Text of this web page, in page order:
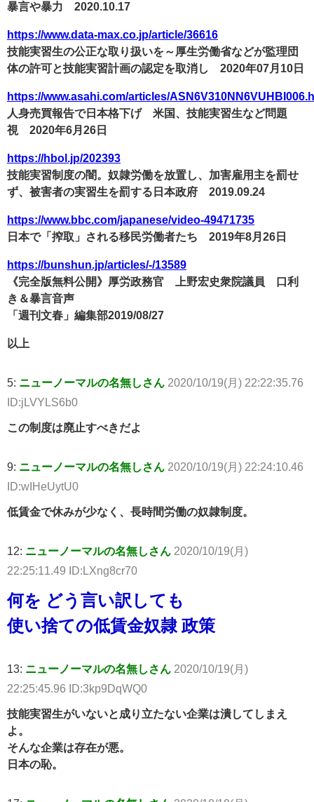
暴言や暴力 2020.10.17
https://www.data-max.co.jp/article/36616
技能実習生の公正な取り扱いを～厚生労働省などが監理団
体の許可と技能実習計画の認定を取消し 2020年07月10日
https://www.asahi.com/articles/
人身売買報告で日本格下げ 米国、技能実習生など問題
視 2020年6月26日
https://hbol.jp/202393
技能実習制度の闇。奴隷労働を放置し、加害雇用主を罰せ
ず、被害者の実習生を罰する日本政府 2019.09.24
https://www.bbc.com/japanese/video-49471735
日本で「搾取」される移民労働者たち 2019年8月26日
https://bunshun.jp/articles/-/13589
《完全版無料公開》厚労政務官 上野宏史衆院議員 口利
き＆暴言音声
「週刊文春」編集部2019/08/27
以上
5: ニューノーマルの名無しさん 2020/10/19(月) 22:22:35.76
ID:jLVYLS6b0
この制度は廃止すべきだよ
9: ニューノーマルの名無しさん 2020/10/19(月) 22:24:10.46
ID:wIHeUytU0
低賃金で休みが少なく、長時間労働の奴隷制度。
12: ニューノーマルの名無しさん 2020/10/19(月)
22:25:11.49 ID:LXng8cr70
何を どう言い訳しても
使い捨ての低賃金奴隷 政策
13: ニューノーマルの名無しさん 2020/10/19(月)
22:25:45.96 ID:3kp9DqWQ0
技能実習生がいないと成り立たない企業は潰してしまえ
よ。
そんな企業は存在が悪。
日本の恥。